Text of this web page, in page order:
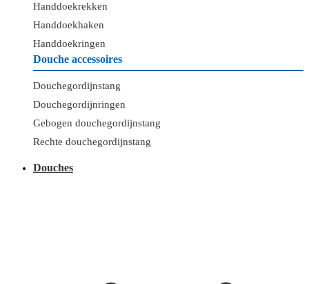
Handdoekrekken
Handdoekhaken
Handdoekringen
Douche accessoires
Douchegordijnstang
Douchegordijnringen
Gebogen douchegordijnstang
Rechte douchegordijnstang
Douches